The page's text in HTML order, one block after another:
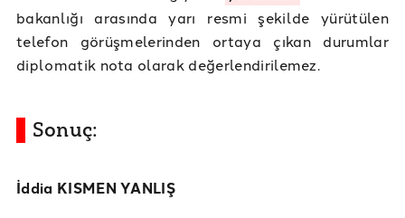
bakanlığı arasında yarı resmi şekilde yürütülen
telefon görüşmelerinden ortaya çıkan durumlar
diplomatik nota olarak değerlendirilemez.
Sonuç:
İddia KISMEN YANLIŞ